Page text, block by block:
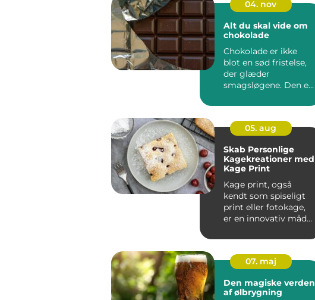
04. nov
Alt du skal vide om
chokolade
Chokolade er ikke
blot en sød fristelse,
der glæder
smagsløgene. Den er
05. aug
Skab Personlige
Kagekreationer med
Kage Print
Kage print, også
kendt som spiseligt
print eller fotokage,
er en innovativ måde
07. maj
Den magiske verden
af ølbrygning